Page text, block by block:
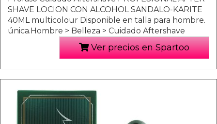
SHAVE LOCION CON ALCOHOL SANDALO-KARITE
40ML multicolour Disponible en talla para hombre.
única.Hombre > Belleza > Cuidado Aftershave
Ver precios en Spartoo